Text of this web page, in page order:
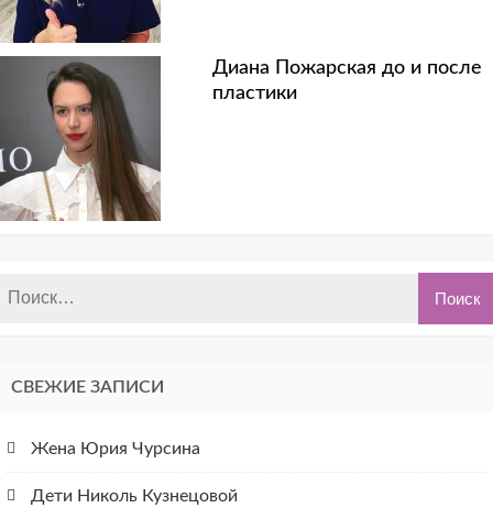
Диана Пожарская до и после
пластики
СВЕЖИЕ ЗАПИСИ
Жена Юрия Чурсина
Дети Николь Кузнецовой